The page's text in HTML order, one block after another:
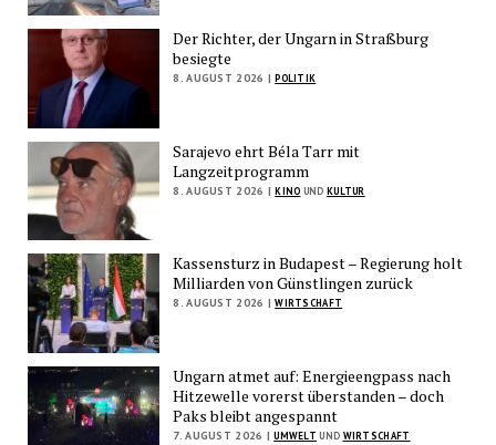
Der Richter, der Ungarn in Straßburg
besiegte
8. AUGUST 2026 | POLITIK
Sarajevo ehrt Béla Tarr mit
Langzeitprogramm
8. AUGUST 2026 | KINO UND KULTUR
Kassensturz in Budapest – Regierung holt
Milliarden von Günstlingen zurück
8. AUGUST 2026 | WIRTSCHAFT
Ungarn atmet auf: Energieengpass nach
Hitzewelle vorerst überstanden – doch
Paks bleibt angespannt
7. AUGUST 2026 | UMWELT UND WIRTSCHAFT